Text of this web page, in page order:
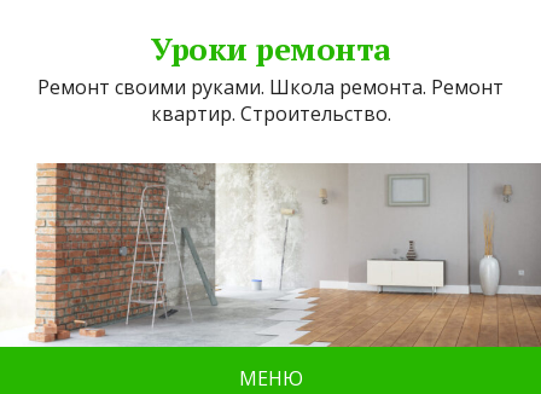
Уроки ремонта
Ремонт своими руками. Школа ремонта. Ремонт
квартир. Строительство.
МЕНЮ